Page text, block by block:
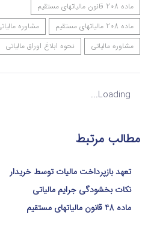
ماده 208 قانون مالیاتهای مستقیم
ماده 208 مالیاتهای مستقیم
مشاوره
مشاوره مالیاتی
نحوه ابلاغ اوراق مالیاتی
Loading...
مطالب مرتبط
تعهد بازپرداخت مالیات توسط خریدار
نکات بخشودگی جرایم مالیاتی
ماده 48 قانون مالیاتهای مستقیم